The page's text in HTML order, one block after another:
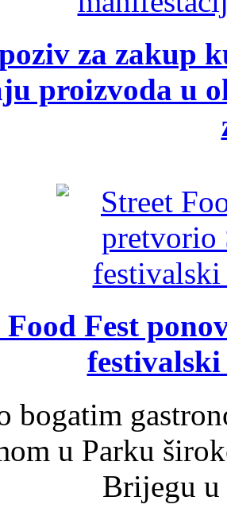
za zakup
proizvoda u
Food Fest
bogatim
u Parku
Brijegu u